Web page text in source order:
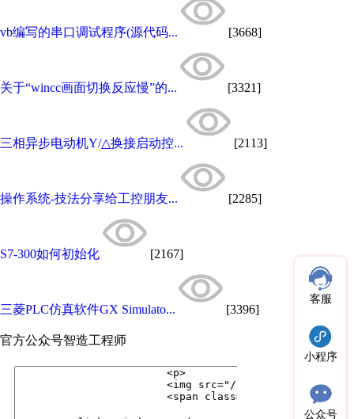
vb编写的串口调试程序(源代码... [3668]
关于“wincc画面切换反应慢”的... [3321]
三相异步电动机Y/△换接启动控... [2113]
操作系统-技法分享给工控朋友... [2285]
S7-300如何初始化 [2167]
三菱PLC仿真软件GX Simulato... [3396]
官方公众号智造工程师
客服
小程序
公众号